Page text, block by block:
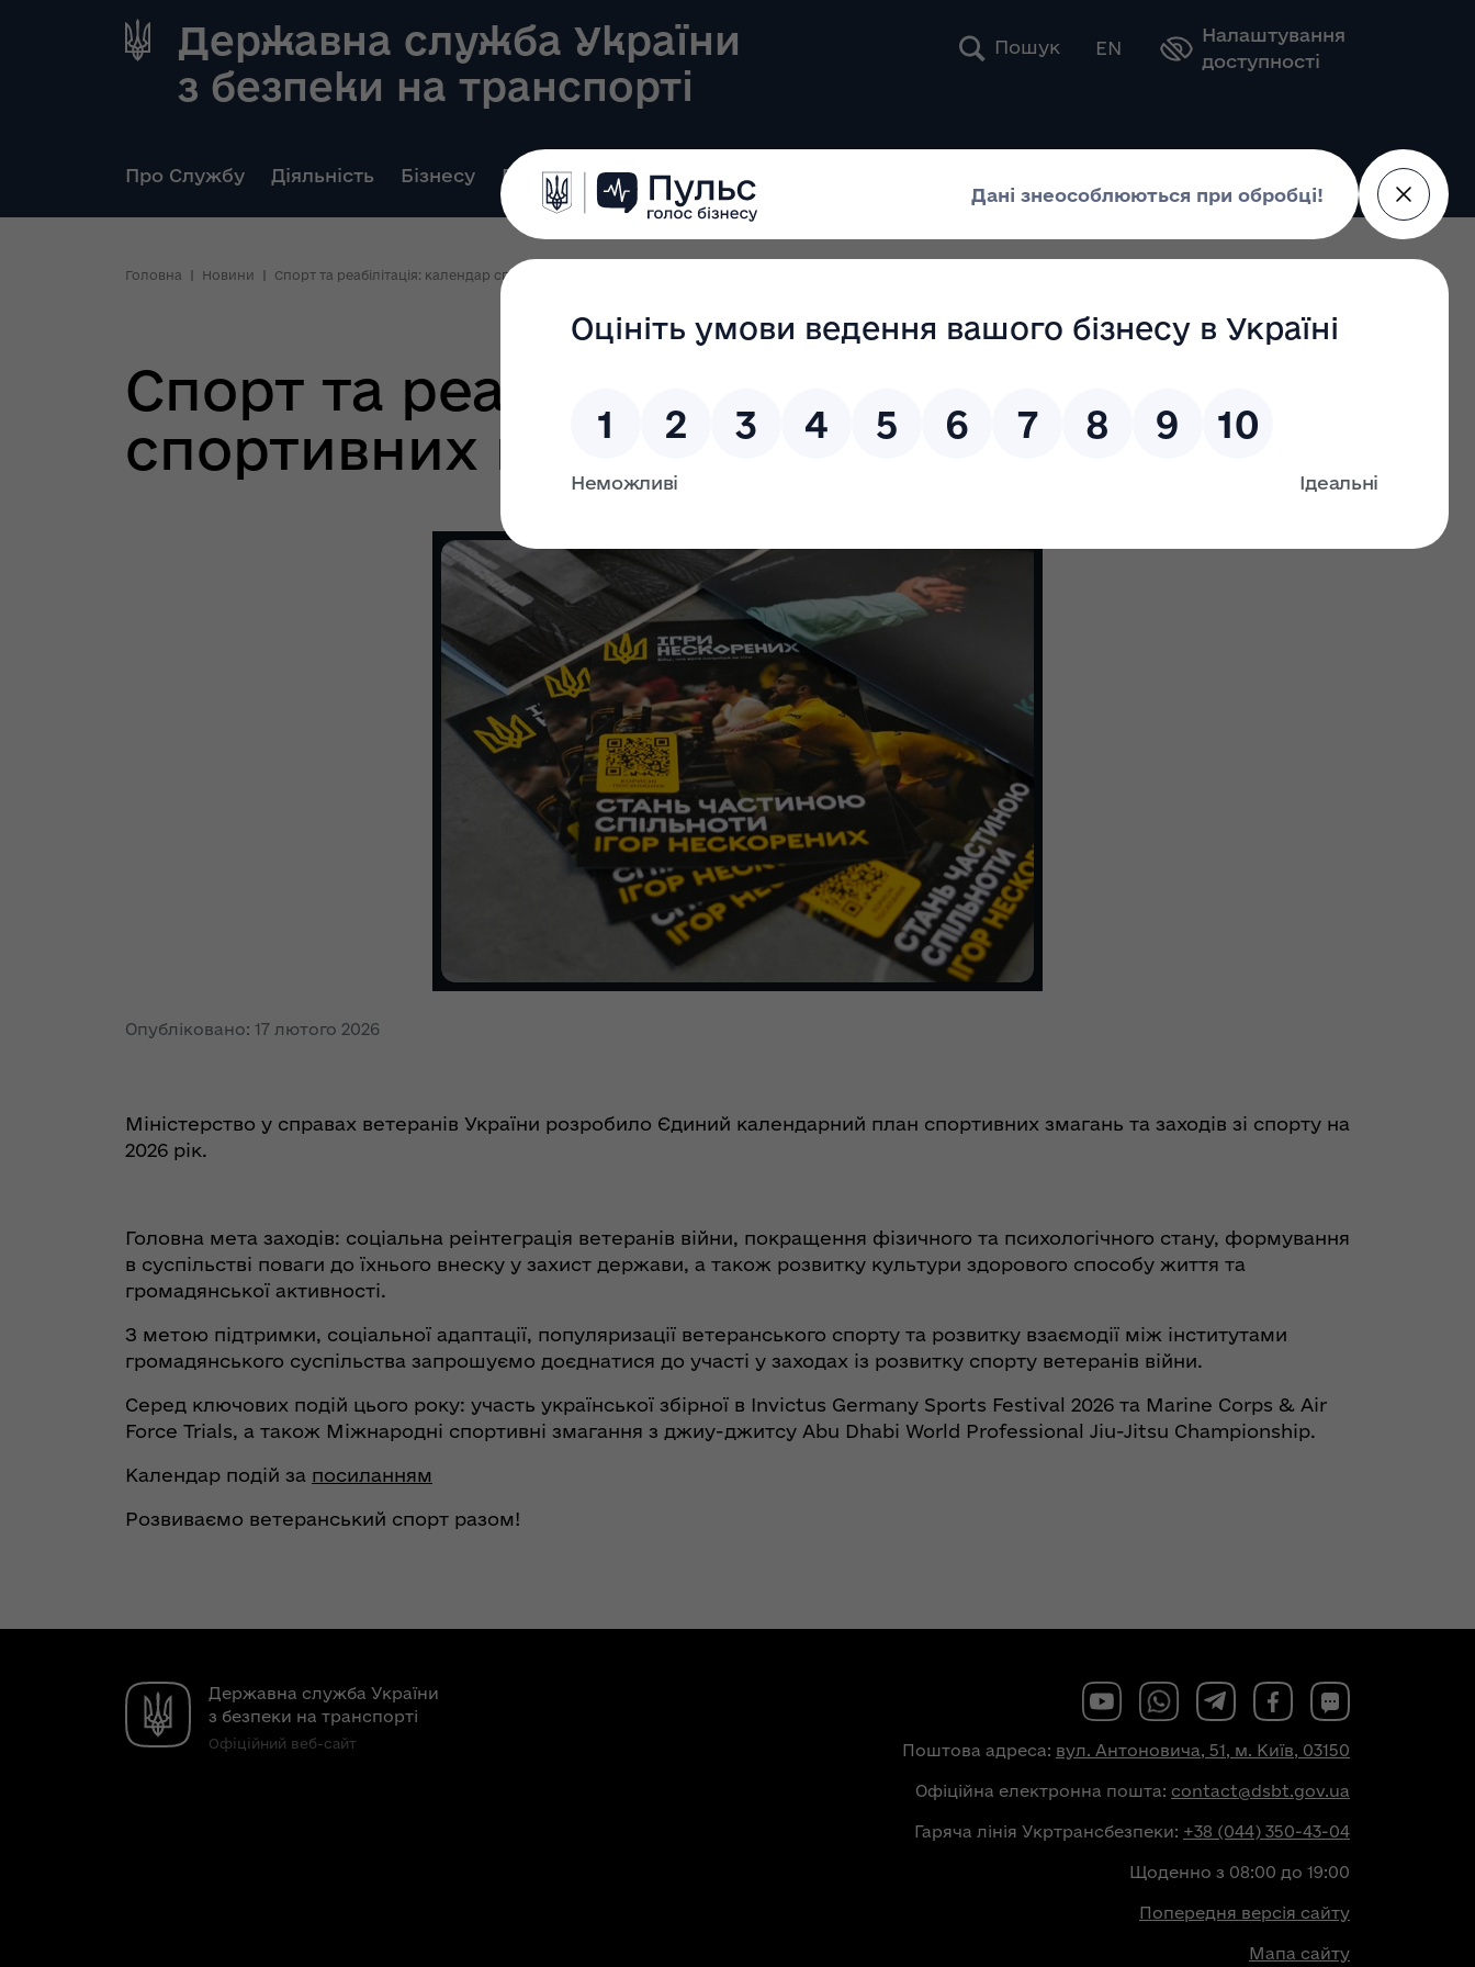
Державна служба України
з безпеки на транспорті
Пошук Оберіть свою мову
EN
Налаштування
доступності
Про Службу Діяльність Бізнесу Реєстри Громадянам
Головна Новини Спорт та реабілітація: календар спортивних подій від Мінветеранів
Спорт та реабілітація: календар
спортивних подій від Мінветеранів
Опубліковано: 17 лютого 2026
Міністерство у справах ветеранів України розробило Єдиний календарний план спортивних змагань та заходів зі спорту на
2026 рік.
Головна мета заходів: соціальна реінтеграція ветеранів війни, покращення фізичного та психологічного стану, формування
в суспільстві поваги до їхнього внеску у захист держави, а також розвитку культури здорового способу життя та
громадянської активності.
З метою підтримки, соціальної адаптації, популяризації ветеранського спорту та розвитку взаємодії між інститутами
громадянського суспільства запрошуємо доєднатися до участі у заходах із розвитку спорту ветеранів війни.
Серед ключових подій цього року: участь української збірної в Invictus Germany Sports Festival 2026 та Marine Corps & Air
Force Trials, а також Міжнародні спортивні змагання з джиу-джитсу Abu Dhabi World Professional Jiu-Jitsu Championship.
Календар подій за посиланням
Розвиваємо ветеранський спорт разом!
Державна служба України
з безпеки на транспорті
Офіційний веб-сайт Поштова адреса: вул. Антоновича, 51, м. Київ, 03150
Офіційна електронна пошта: contact@dsbt.gov.ua
Гаряча лінія Укртрансбезпеки: +38 (044) 350-43-04
Щоденно з 08:00 до 19:00
Попередня версія сайту
Мапа сайту